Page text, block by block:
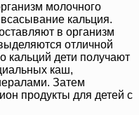
молочного
кальция.
в организм
отличной
кальций дети получают
каш,
Затем
продукты для детей с